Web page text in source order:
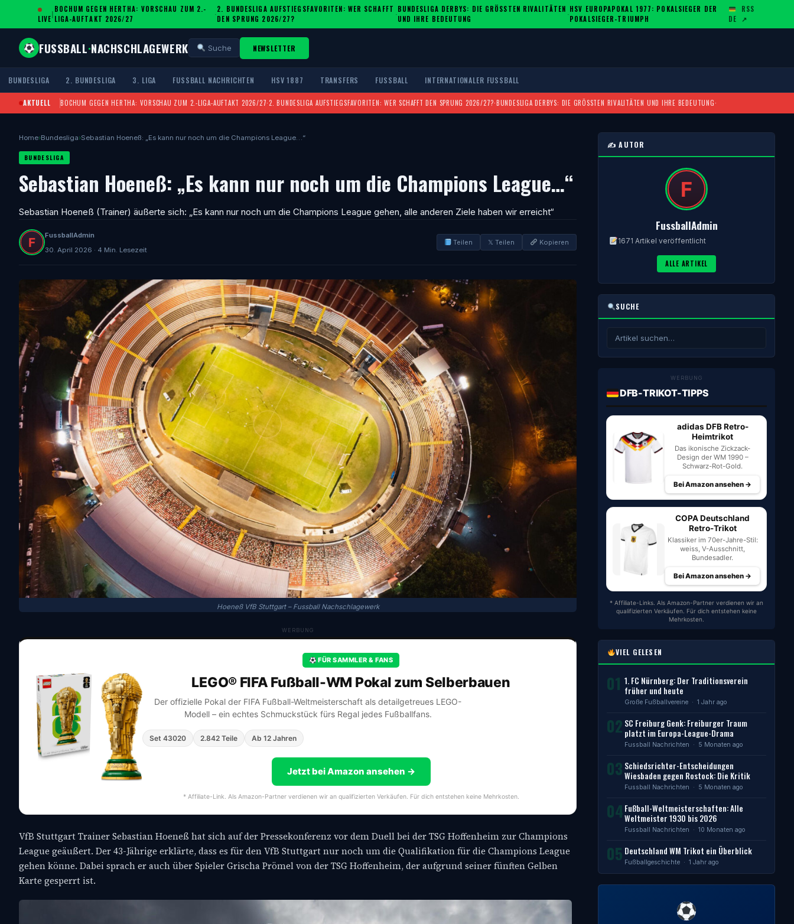
LIVE
|
BOCHUM GEGEN HERTHA: VORSCHAU ZUM 2.-
LIGA-AUFTAKT 2026/27
·
2. BUNDESLIGA AUFSTIEGSFAVORITEN: WER SCHAFFT
DEN SPRUNG 2026/27?
·
BUNDESLIGA DERBYS: DIE GRÖSSTEN RIVALITÄTEN U
ND IHRE BEDEUTUNG
·
HSV EUROPAPOKAL 1977: POKALSIEGER DER
POKALSIEGER-TRIUMPH
DE
RSS
↗
FUSSBALL·NACHSCHLAGEWERK Suche NEWSLETTER
BUNDESLIGA 2. BUNDESLIGA 3. LIGA FUSSBALL NACHRICHTEN HSV 1887 TRANSFERS FUSSBALL INTERNATIONALER FUSSBALL
AKTUELL BOCHUM GEGEN HERTHA: VORSCHAU ZUM 2.-LIGA-AUFTAKT 2026/27·2. BUNDESLIGA AUFSTIEGSFAVORITEN: WER SCHAFFT DEN SPRUNG 2026/27?·BUNDESLIGA DERBYS: DIE GRÖSSTEN RIVALITÄTEN UND IHRE BEDEUTUNG ·
Home›Bundesliga›Sebastian Hoeneß: „Es kann nur noch um die Champions League…“
BUNDESLIGA
Sebastian Hoeneß: „Es kann nur noch um die Champions League…“
Sebastian Hoeneß (Trainer) äußerte sich: „Es kann nur noch um die Champions League gehen, alle anderen Ziele haben wir erreicht“
FussballAdmin
30. April 2026 · 4 Min. Lesezeit
Teilen 𝕏 Teilen Kopieren
Hoeneß VfB Stuttgart – Fussball Nachschlagewerk
WERBUNG
FÜR SAMMLER & FANS
LEGO® FIFA Fußball-WM Pokal zum Selberbauen
Der offizielle Pokal der FIFA Fußball-Weltmeisterschaft als detailgetreues LEGO-
Modell – ein echtes Schmuckstück fürs Regal jedes Fußballfans.
Set 43020 2.842 Teile Ab 12 Jahren
Jetzt bei Amazon ansehen →
* Affiliate-Link. Als Amazon-Partner verdienen wir an qualifizierten Verkäufen. Für dich entstehen keine Mehrkosten.
VfB Stuttgart Trainer Sebastian Hoeneß hat sich auf der Pressekonferenz vor dem Duell bei der TSG Hoffenheim zur Champions
League geäußert. Der 43-Jährige erklärte, dass es für den VfB Stuttgart nur noch um die Qualifikation für die Champions League
gehen könne. Dabei sprach er auch über Spieler Grischa Prömel von der TSG Hoffenheim, der aufgrund seiner fünften Gelben
Karte gesperrt ist.
✍️ AUTOR
FussballAdmin
1671 Artikel veröffentlicht
ALLE ARTIKEL
SUCHE
WERBUNG
DFB-TRIKOT-TIPPS
adidas DFB Retro-
Heimtrikot
Das ikonische Zickzack-
Design der WM 1990 –
Schwarz-Rot-Gold.
Bei Amazon ansehen →
COPA Deutschland
Retro-Trikot
Klassiker im 70er-Jahre-Stil:
weiss, V-Ausschnitt,
Bundesadler.
Bei Amazon ansehen →
* Affiliate-Links. Als Amazon-Partner verdienen wir an
qualifizierten Verkäufen. Für dich entstehen keine
Mehrkosten.
VIEL GELESEN
01 1. FC Nürnberg: Der Traditionsverein
früher und heute
Große Fußballvereine · 1 Jahr ago
02 SC Freiburg Genk: Freiburger Traum
platzt im Europa-League-Drama
Fussball Nachrichten · 5 Monaten ago
03 Schiedsrichter-Entscheidungen
Wiesbaden gegen Rostock: Die Kritik
Fussball Nachrichten · 5 Monaten ago
04 Fußball-Weltmeisterschaften: Alle
Weltmeister 1930 bis 2026
Fussball Nachrichten · 10 Monaten ago
05 Deutschland WM Trikot ein Überblick
Fußballgeschichte · 1 Jahr ago